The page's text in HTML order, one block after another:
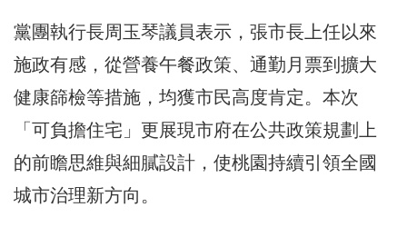
黨團執行長周玉琴議員表示，張市長上任以來
施政有感，從營養午餐政策、通勤月票到擴大
健康篩檢等措施，均獲市民高度肯定。本次
「可負擔住宅」更展現市府在公共政策規劃上
的前瞻思維與細膩設計，使桃園持續引領全國
城市治理新方向。